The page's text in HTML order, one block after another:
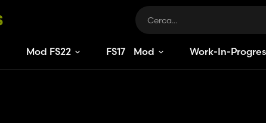
Mod FS22 FS17 Mod Work-In-